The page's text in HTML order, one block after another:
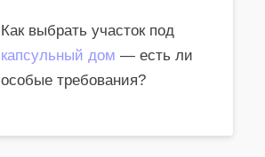
Как выбрать участок под
капсульный дом — есть ли
особые требования?